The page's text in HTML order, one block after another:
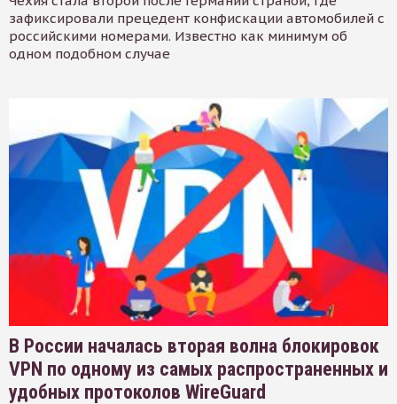
зафиксировали прецедент конфискации автомобилей с
российскими номерами. Известно как минимум об
одном подобном случае
В России началась вторая волна блокировок
VPN по одному из самых распространенных и
удобных протоколов WireGuard